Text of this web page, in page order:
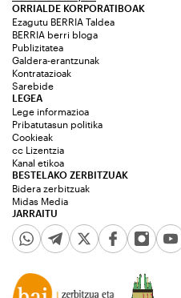
ORRIALDE KORPORATIBOAK
Ezagutu BERRIA Taldea
BERRIA berri bloga
Publizitatea
Galdera-erantzunak
Kontratazioak
Sarebide
JARRAITU
LEGEA
Lege informazioa
Pribatutasun politika
Cookieak
cc Lizentzia
Kanal etikoa
BESTELAKO ZERBITZUAK
Bidera zerbitzuak
Midas Media